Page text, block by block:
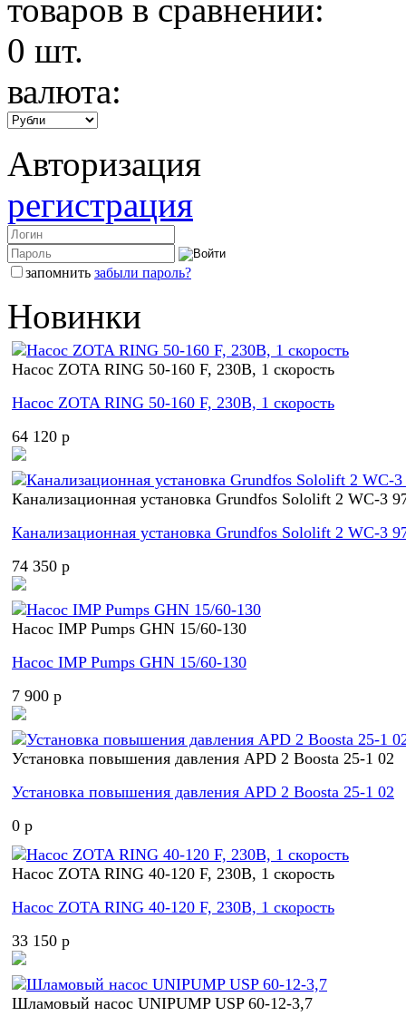
товаров в сравнении:
0 шт.
валюта:
Авторизация
регистрация
запомнить забыли пароль?
Новинки
Насос ZOTA RING 50-160 F, 230В, 1 скорость
Насос ZOTA RING 50-160 F, 230В, 1 скорость
64 120 p
Канализационная установка Grundfos Sololift 2 WC-3
Канализационная установка Grundfos Sololift 2 WC-3
74 350 p
Насос IMP Pumps GHN 15/60-130
Насос IMP Pumps GHN 15/60-130
7 900 p
Установка повышения давления APD 2 Boosta 25-1 02
Установка повышения давления APD 2 Boosta 25-1 02
0 p
Насос ZOTA RING 40-120 F, 230В, 1 скорость
Насос ZOTA RING 40-120 F, 230В, 1 скорость
33 150 p
Шламовый насос UNIPUMP USP 60-12-3,7